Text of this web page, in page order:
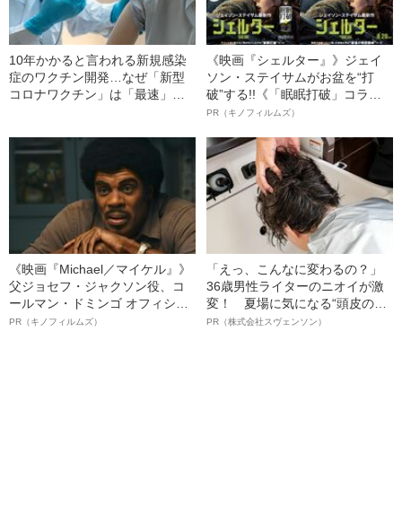
10年かかると言われる新規感染
症のワクチン開発…なぜ「新型
コロナワクチン」は「最速」で
《映画『シェルター』》ジェイ
ソン・ステイサムがお盆を“打
破”する!!《「眠眠打破」コラ
ボ》
PR（キノフィルムズ）
《映画『Michael／マイケル』》
父ジョセフ・ジャクソン役、コ
ールマン・ドミンゴ オフィシャ
ルインタビュー“観客を魅了した
PR（キノフィルムズ）
「えっ、こんなに変わるの？」
36歳男性ライターのニオイが激
変！ 夏場に気になる“頭皮のニ
オイ”や“ベタつき”を解消す
PR（株式会社スヴェンソン）